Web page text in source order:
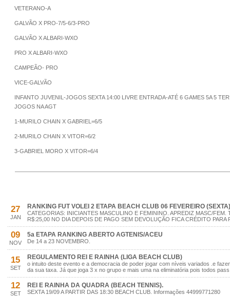
VETERANO-A
GALVÃO X PRO-7/5-6/3-PRO
GALVÃO X ALBARI-WXO
PRO X ALBARI-WXO
CAMPEÃO- PRO
VICE-GALVÃO
INFANTO JUVENIL-JOGOS SEXTA 14:00 LIVRE ENTRADA-ATÉ 6 GAMES 5A 5
JOGOS NA AGT
1-MURILO CHAIN X GABRIEL=6/5
2-MURILO CHAIN X VITOR=6/2
3-GABRIEL MORO X VITOR=6/4
27
JAN
RANKING FUT VOLEI 2 ETAPA BEACH CLUB 06 FEVEREIRO (SEXTA)
CATEGORIAS: INICIANTES MASCULINO E FEMININO. APREDIZ MASC/FEM.
R$:25,00 NO DIA DEPOIS DE PAGO SEM DEVOLUÇÃO FICA CRÉDITO PARA
09
NOV
5a ETAPA RANKING ABERTO AGTENIS/ACEU
De 14 a 23 NOVEMBRO.
15
SET
REGULAMENTO REI E RAINHA (LIGA BEACH CLUB)
o intuito deste evento e a democracia de poder jogar com níveis variados .e
da sua taxa. Já que joga 3 x no grupo e mais uma na eliminatória pois todos pass
12
SET
REI E RAINHA DA QUADRA (BEACH TENNIS).
SEXTA 19/09 A PARTIR DAS 18:30 BEACH CLUB. Informações 44999771280